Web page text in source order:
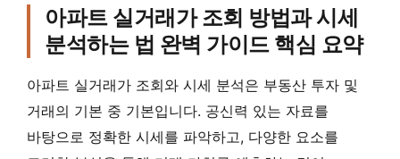
아파트 실거래가 조회 방법과 시세
분석하는 법 완벽 가이드 핵심 요약
아파트 실거래가 조회와 시세 분석은 부동산 투자 및
거래의 기본 중 기본입니다. 공신력 있는 자료를
바탕으로 정확한 시세를 파악하고, 다양한 요소를